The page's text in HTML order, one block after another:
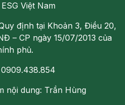
Việt Nam
định tại Khoản 3, Điều 20,
– CP ngày 15/07/2013 của
phủ.
nội dung: Trần Hùng